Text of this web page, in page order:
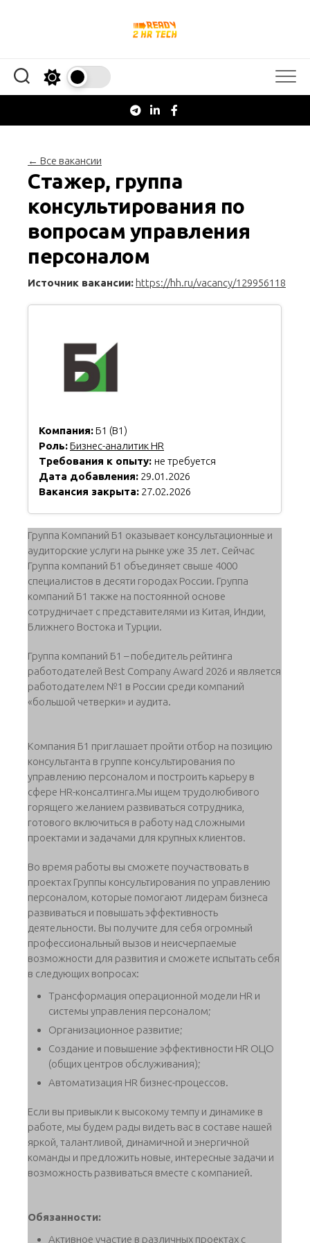
← Все вакансии
Стажер, группа
консультирования по
вопросам управления
персоналом
Источник вакансии: https://hh.ru/vacancy/129956118
Компания:Б1 (B1)
Роль:Бизнес-аналитик HR
Требования к опыту: не требуется
Дата добавления: 29.01.2026
Вакансия закрыта: 27.02.2026
Группа Компаний Б1 оказывает консультационные и
аудиторские услуги на рынке уже 35 лет. Сейчас
Группа компаний Б1 объединяет свыше 4000
специалистов в десяти городах России. Группа
компаний Б1 также на постоянной основе
сотрудничает с представителями из Китая, Индии,
Ближнего Востока и Турции.
Группа компаний Б1 – победитель рейтинга
работодателей Best Company Award 2026 и является
работодателем №1 в России среди компаний
«большой четверки» и аудита.
Компания Б1 приглашает пройти отбор на позицию
консультанта в группе консультирования по
управлению персоналом и построить карьеру в
сфере HR-консалтинга.Мы ищем трудолюбивого
горящего желанием развиваться сотрудника,
готового включиться в работу над сложными
проектами и задачами для крупных клиентов.
Во время работы вы сможете поучаствовать в
проектах Группы консультирования по управлению
персоналом, которые помогают лидерам бизнеса
развиваться и повышать эффективность
деятельности. Вы получите для себя огромный
профессиональный вызов и неисчерпаемые
возможности для развития и сможете испытать себя
в следующих вопросах:
Трансформация операционной модели HR и
системы управления персоналом;
Организационное развитие;
Создание и повышение эффективности HR ОЦО
(общих центров обслуживания);
Автоматизация HR бизнес-процессов.
Если вы привыкли к высокому темпу и динамике в
работе, мы будем рады видеть вас в составе нашей
яркой, талантливой, динамичной и энергичной
команды и предложить новые, интересные задачи и
возможность развиваться вместе с компанией.
Обязанности:
Активное участие в различных проектах с